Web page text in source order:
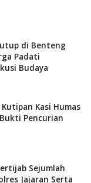
di Benteng
Padati
Budaya
Kasi Humas
Pencurian
Sejumlah
Jajaran Serta